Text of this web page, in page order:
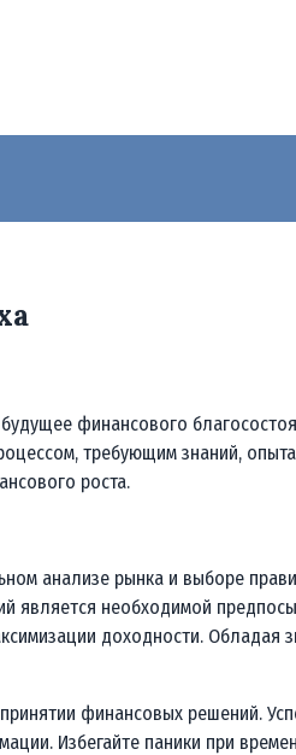
финансового
требующим знаний,
роста.
анализе рынка и выборе
является необходимой
доходности.
финансовых решений.
Избегайте паники при